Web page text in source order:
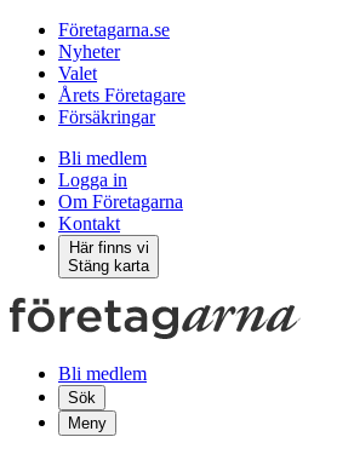
Företagarna.se
Nyheter
Valet
Årets Företagare
Försäkringar
Bli medlem
Logga in
Om Företagarna
Kontakt
Här finns vi
Stäng karta
Bli medlem
Sök
Meny